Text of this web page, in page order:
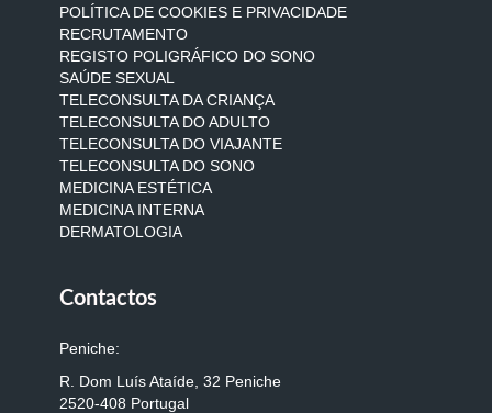
POLÍTICA DE COOKIES E PRIVACIDADE
RECRUTAMENTO
REGISTO POLIGRÁFICO DO SONO
SAÚDE SEXUAL
TELECONSULTA DA CRIANÇA
TELECONSULTA DO ADULTO
TELECONSULTA DO VIAJANTE
TELECONSULTA DO SONO
MEDICINA ESTÉTICA
MEDICINA INTERNA
DERMATOLOGIA
Contactos
Peniche:
R. Dom Luís Ataíde, 32 Peniche
2520-408 Portugal